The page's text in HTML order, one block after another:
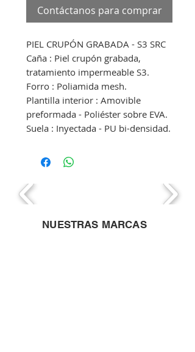
Contáctanos para comprar
PIEL CRUPÓN GRABADA - S3 SRC
Caña : Piel crupón grabada,
tratamiento impermeable S3.
Forro : Poliamida mesh.
Plantilla interior : Amovible
preformada - Poliéster sobre EVA.
Suela : Inyectada - PU bi-densidad.
NUESTRAS MARCAS